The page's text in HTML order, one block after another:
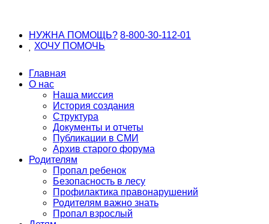
НУЖНА ПОМОЩЬ? 8-800-30-112-01
ХОЧУ ПОМОЧЬ
Главная
О нас
Наша миссия
История создания
Структура
Документы и отчеты
Публикации в СМИ
Архив старого форума
Родителям
Пропал ребенок
Безопасность в лесу
Профилактика правонарушений
Родителям важно знать
Пропал взрослый